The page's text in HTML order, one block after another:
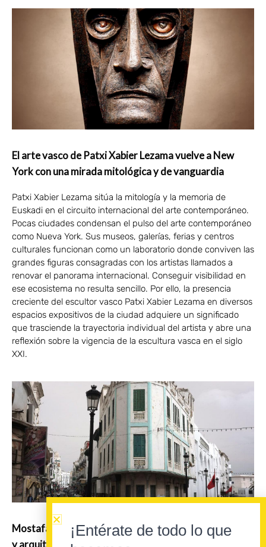
El arte vasco de Patxi Xabier Lezama vuelve a New
York con una mirada mitológica y de vanguardia
Patxi Xabier Lezama sitúa la mitología y la memoria de
Euskadi en el circuito internacional del arte contemporáneo.
Pocas ciudades condensan el pulso del arte contemporáneo
como Nueva York. Sus museos, galerías, ferias y centros
culturales funcionan como un laboratorio donde conviven las
grandes figuras consagradas con los artistas llamados a
renovar el panorama internacional. Conseguir visibilidad en
ese ecosistema no resulta sencillo. Por ello, la presencia
creciente del escultor vasco Patxi Xabier Lezama en diversos
espacios expositivos de la ciudad adquiere un significado
que trasciende la trayectoria individual del artista y abre una
reflexión sobre la vigencia de la escultura vasca en el siglo
XXI.
Mostafa Akalay Nasser reconstruye la historia urbana
¡Entérate de todo lo que